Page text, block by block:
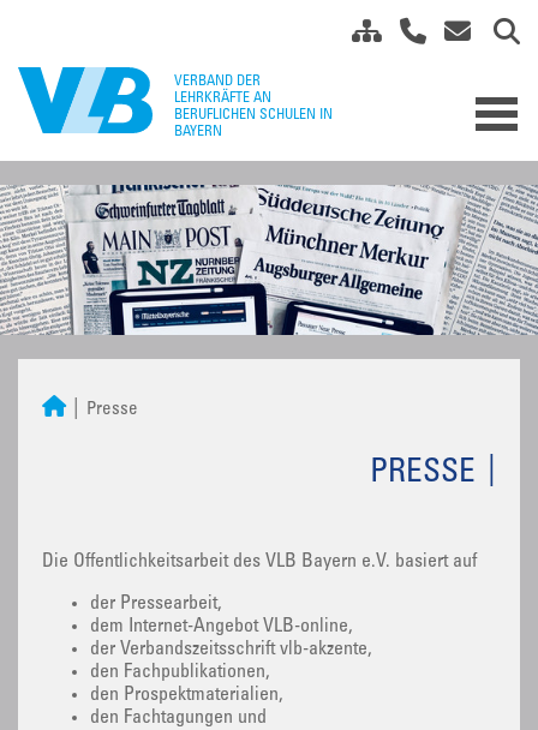
Presse
PRESSE
Die Öffentlichkeitsarbeit des VLB Bayern e.V. basiert auf
der Pressearbeit,
dem Internet-Angebot VLB-online,
der Verbandszeitsschrift vlb-akzente,
den Fachpublikationen,
den Prospektmaterialien,
den Fachtagungen und